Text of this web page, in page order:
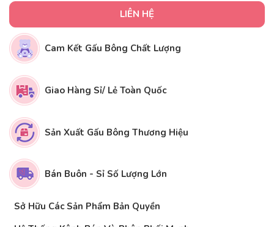
LIÊN HỆ
Cam Kết Gấu Bông Chất Lượng
Giao Hàng Sỉ/ Lẻ Toàn Quốc
Sản Xuất Gấu Bông Thương Hiệu
Bán Buôn - Sỉ Số Lượng Lớn
Sở Hữu Các Sản Phẩm Bản Quyền